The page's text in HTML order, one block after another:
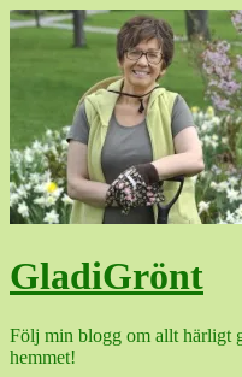
Hoppa
GladiGrönt
Följ min blogg om allt härligt
hemmet!